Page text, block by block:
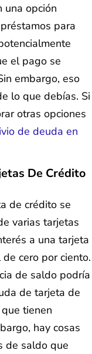
una opción
para
el pago se
embargo, eso
lo que debías. Si
otras opciones
de deuda en
De Crédito
de crédito se
varias tarjetas
a una tarjeta
cero por ciento.
de saldo podría
de tarjeta de
tienen
hay cosas
de saldo que